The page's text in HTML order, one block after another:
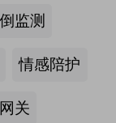
监测
情感陪护
关